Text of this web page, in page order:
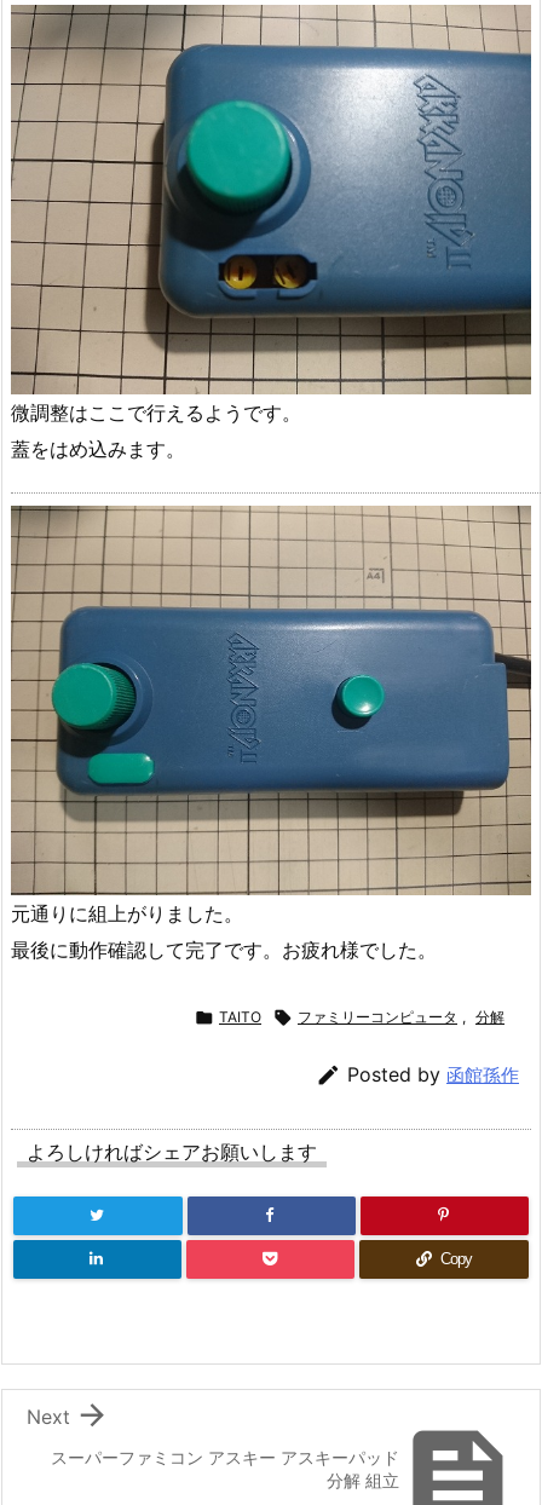
微調整はここで行えるようです。
蓋をはめ込みます。
元通りに組上がりました。
最後に動作確認して完了です。お疲れ様でした。
 TAITO  ファミリーコンピュータ , 分解
 Posted by 函館孫作
よろしければシェアお願いします
Copy

スーパーファミコン アスキー アスキーパッド
分解 組立

Next